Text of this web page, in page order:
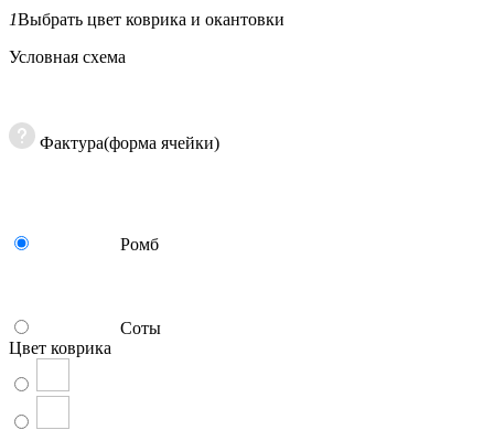
1Выбрать цвет коврика и окантовки
Условная схема
Фактура(форма ячейки)
Ромб
Соты
Цвет коврика